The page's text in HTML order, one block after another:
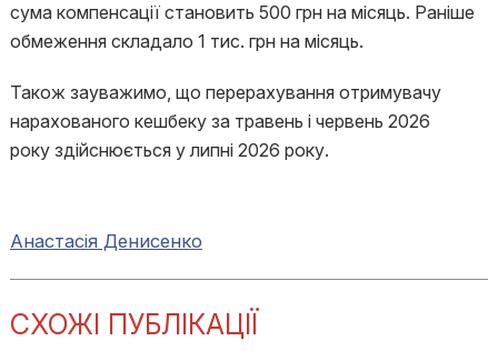
сума компенсації становить 500 грн на місяць. Раніше
обмеження складало 1 тис. грн на місяць.
Також зауважимо, що перерахування отримувачу
нарахованого кешбеку за травень і червень 2026
року здійснюється у липні 2026 року.
Анастасія Денисенко
СХОЖІ ПУБЛІКАЦІЇ